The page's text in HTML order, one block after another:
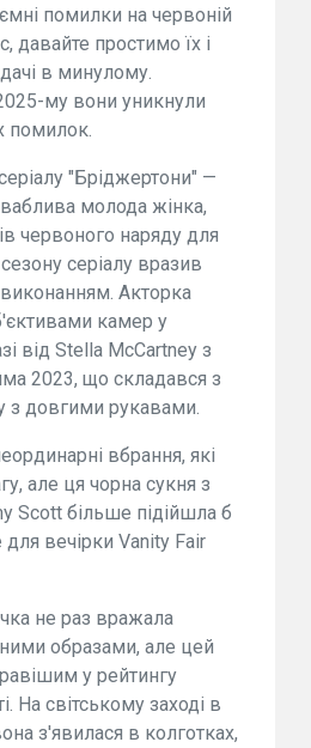
помилки на червоній
давайте простимо їх і
в минулому.
му вони уникнули
помилок.
"Бріджертони" —
молода жінка,
червоного наряду для
серіалу вразив
Акторка
камер у
від Stella McCartney з
2023, що складався з
з довгими рукавами.
вбрання, які
але ця чорна сукня з
Scott більше підійшла б
вечірки Vanity Fair
не раз вражала
образами, але цей
у рейтингу
На світському заході в
з'явилася в колготках,